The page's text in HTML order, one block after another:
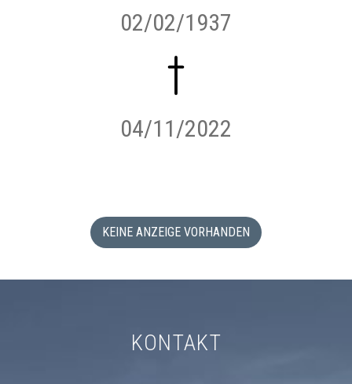
02/02/1937
04/11/2022
KEINE ANZEIGE VORHANDEN
KONTAKT